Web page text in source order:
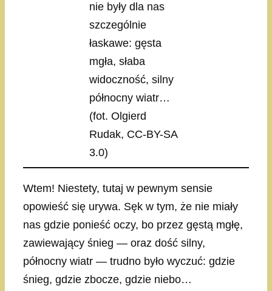
nie były dla nas
szczególnie
łaskawe: gęsta
mgła, słaba
widoczność, silny
północny wiatr…
(fot. Olgierd
Rudak, CC-BY-SA
3.0)
Wtem! Niestety, tutaj w pewnym sensie
opowieść się urywa. Sęk w tym, że nie miały
nas gdzie ponieść oczy, bo przez gęstą mgłę,
zawiewający śnieg — oraz dość silny,
północny wiatr — trudno było wyczuć: gdzie
śnieg, gdzie zbocze, gdzie niebo…